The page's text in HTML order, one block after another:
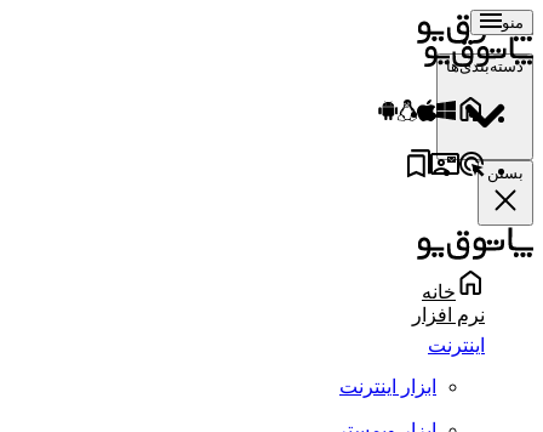
منو
دسته‌بندی‌ها
بستن
خانه
نرم افزار
اینترنت
ابزار اینترنت